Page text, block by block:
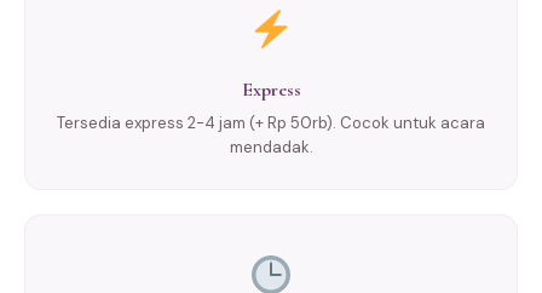
Express
Tersedia express 2-4 jam (+ Rp 50rb). Cocok untuk acara
mendadak.